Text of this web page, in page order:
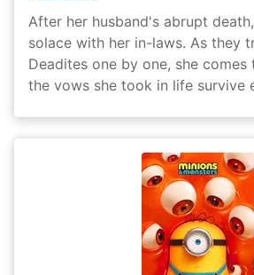
After her husband's abrupt
solace with her in-laws. As they
Deadites one by one, she
the vows she took in life survive